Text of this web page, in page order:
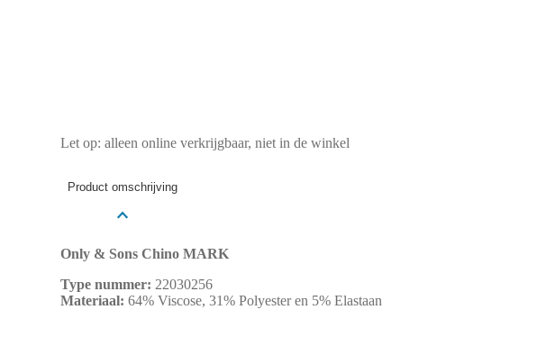
Let op: alleen online verkrijgbaar, niet in de winkel
Product omschrijving
Only & Sons Chino MARK
Type nummer: 22030256
Materiaal: 64% Viscose, 31% Polyester en 5% Elastaan